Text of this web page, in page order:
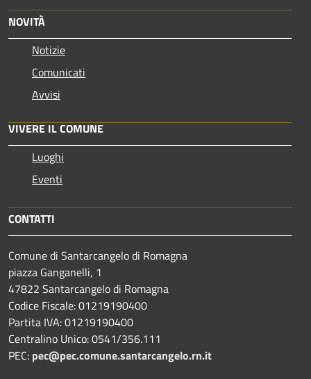
NOVITÀ
Notizie
Comunicati
Avvisi
VIVERE IL COMUNE
Luoghi
Eventi
CONTATTI
Comune di Santarcangelo di Romagna
piazza Ganganelli, 1
47822 Santarcangelo di Romagna
Codice Fiscale: 01219190400
Partita IVA: 01219190400
Centralino Unico: 0541/356.111
PEC: pec@pec.comune.santarcangelo.rn.it